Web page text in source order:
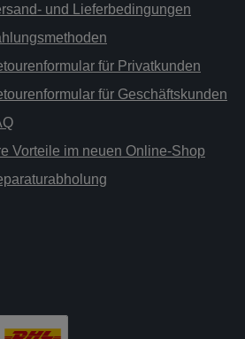
und Lieferbedingungen
für Privatkunden
für Geschäftskunden
Vorteile im neuen Online-Shop